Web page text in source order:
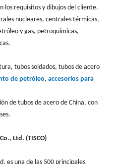
los requisitos y dibujos del cliente.
nucleares, centrales térmicas,
y gas, petroquímicas,
tubos soldados, tubos de acero
de petróleo, accesorios para
de tubos de acero de China, con
Ltd. (TISCO)
es una de las 500 principales